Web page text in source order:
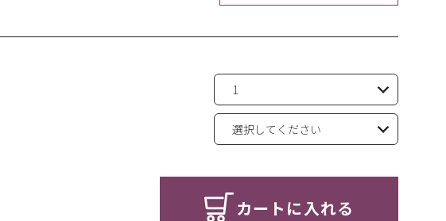
カートに入れる